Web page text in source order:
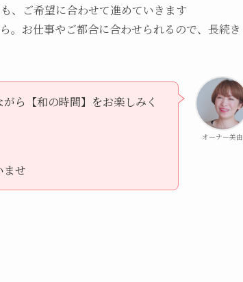
、ご希望に合わせて進めていきます
。お仕事やご都合に合わせられるので、長続き
オーナー美由
ら【和の時間】をお楽しみく
ませ